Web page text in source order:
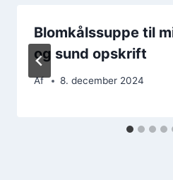
Blomkålssuppe til
og sund opskrift
Af 8. december 2024